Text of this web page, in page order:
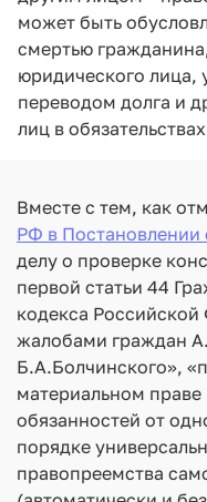
может быть
смертью
юридического лица,
переводом долга и
лиц в
Вместе с тем, как
РФ в
делу о проверке
первой статьи 44
кодекса
жалобами граждан
Б.А.Болчинского»,
материальном праве
обязанностей от
порядке
правопреемства